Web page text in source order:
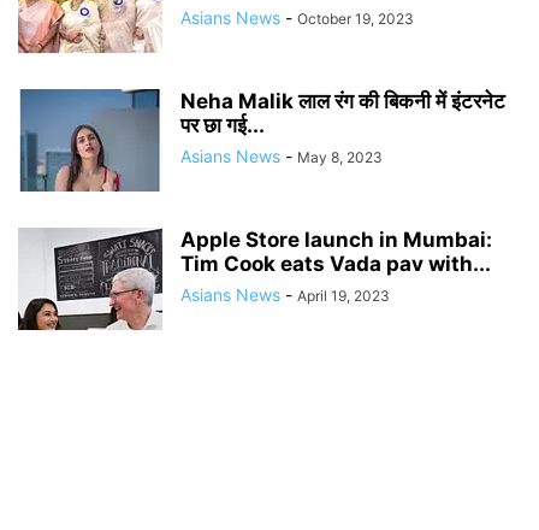
Asians News - October 19, 2023
Neha Malik लाल रंग की बिकनी में इंटरनेट
पर छा गई...
Asians News - May 8, 2023
Apple Store launch in Mumbai:
Tim Cook eats Vada pav with...
Asians News - April 19, 2023